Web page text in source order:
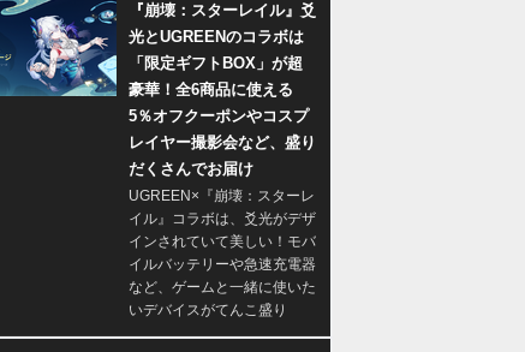
『崩壊：スターレイル』爻
光とUGREENのコラボは
「限定ギフトBOX」が超
豪華！全6商品に使える
5％オフクーポンやコスプ
レイヤー撮影会など、盛り
だくさんでお届け
UGREEN×『崩壊：スターレ
イル』コラボは、爻光がデザ
インされていて美しい！モバ
イルバッテリーや急速充電器
など、ゲームと一緒に使いた
いデバイスがてんこ盛り